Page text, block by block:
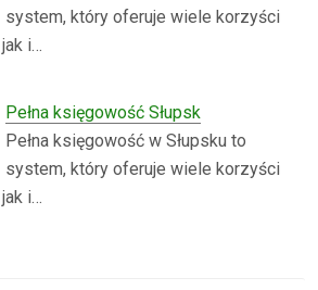
system, który oferuje wiele korzyści
i…
Pełna księgowość Słupsk
Pełna księgowość w Słupsku to
system, który oferuje wiele korzyści
i…